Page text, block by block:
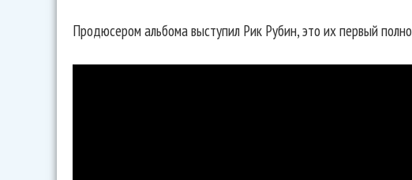
Продюсером альбома выступил Рик Рубин, это их первый